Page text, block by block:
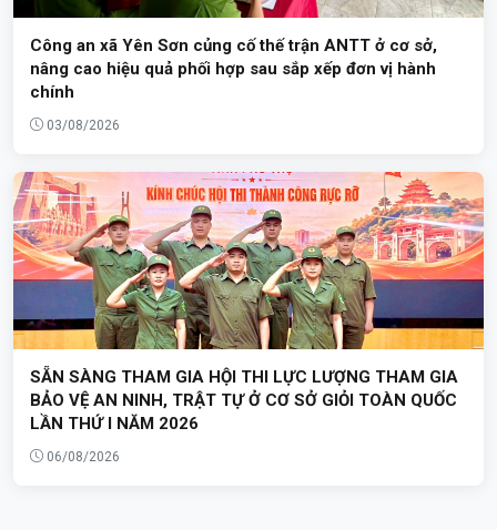
Công an xã Yên Sơn củng cố thế trận ANTT ở cơ sở,
nâng cao hiệu quả phối hợp sau sắp xếp đơn vị hành
chính
03/08/2026
SẴN SÀNG THAM GIA HỘI THI LỰC LƯỢNG THAM GIA
BẢO VỆ AN NINH, TRẬT TỰ Ở CƠ SỞ GIỎI TOÀN QUỐC
LẦN THỨ I NĂM 2026
06/08/2026